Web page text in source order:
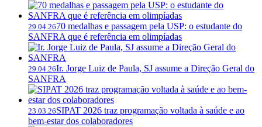
29.04.2670 medalhas e passagem pela USP: o estudante do
SANFRA que é referência em olimpíadas
29.04.26Ir. Jorge Luiz de Paula, SJ assume a Direção Geral do
SANFRA
23.03.26SIPAT 2026 traz programação voltada à saúde e ao
bem-estar dos colaboradores